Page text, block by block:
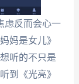
虑反而会心一
妈是女儿》
听的不只是
到《光亮》